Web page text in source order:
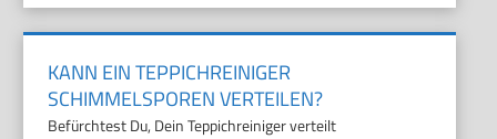
KANN EIN TEPPICHREINIGER
SCHIMMELSPOREN VERTEILEN?
Befürchtest Du, Dein Teppichreiniger verteilt